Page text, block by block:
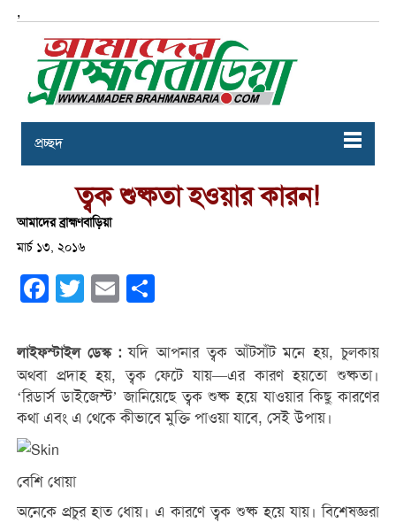
,
প্রচ্ছদ
ত্বক শুষ্কতা হওয়ার কারন!
আমাদের ব্রাহ্মণবাড়িয়া
মার্চ ১৩, ২০১৬
Facebook
Twitter Email
লাইফস্টাইল ডেস্ক :যদি আপনার ত্বক আঁটসাঁট মনে হয়, চুলকায়
অথবা প্রদাহ হয়, ত্বক ফেটে যায়—এর কারণ হয়তো শুষ্কতা।
‘রিডার্স ডাইজেস্ট’ জানিয়েছে ত্বক শুষ্ক হয়ে যাওয়ার কিছু কারণের
কথা এবং এ থেকে কীভাবে মুক্তি পাওয়া যাবে, সেই উপায়।
বেশি ধোয়া
অনেকে প্রচুর হাত ধোয়। এ কারণে ত্বক শুষ্ক হয়ে যায়। বিশেষজ্ঞরা